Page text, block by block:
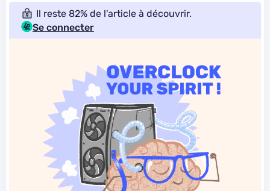
Il reste 82% de l'article à découvrir.
Se connecter